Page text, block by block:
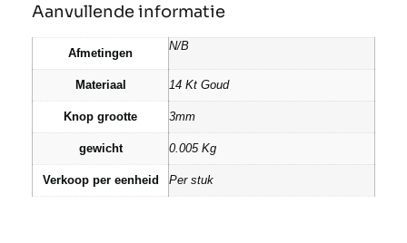
Aanvullende informatie
Afmetingen
N/B
Materiaal 14 Kt Goud
Knop grootte 3mm
gewicht 0.005 Kg
Verkoop per eenheid Per stuk